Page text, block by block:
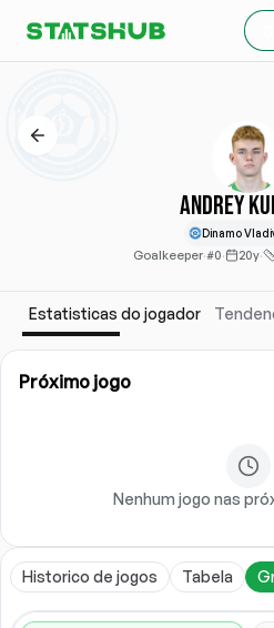
Andrey
Dinamo
Goalkeeper·#0· 20y·
Estatisticas do jogador
Próximo jogo
Nenhum jogo nas
Historico de jogos Tabela